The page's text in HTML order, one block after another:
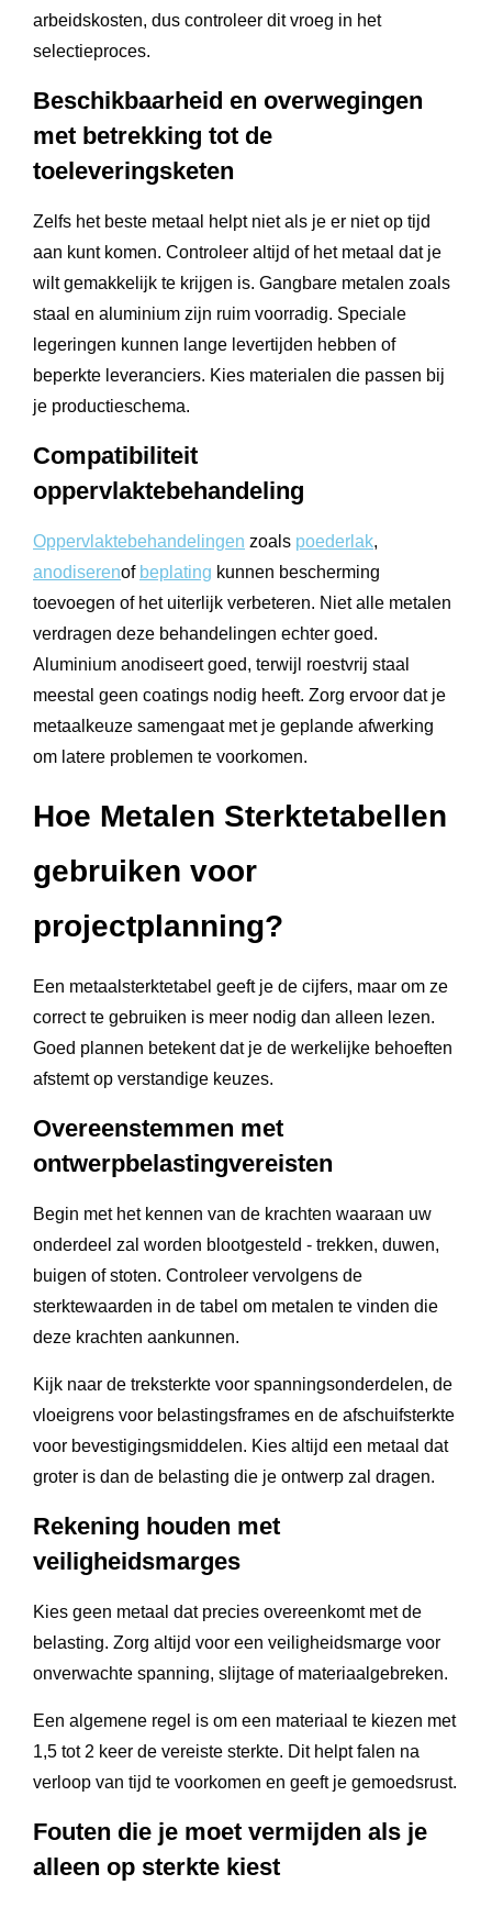
arbeidskosten, dus controleer dit vroeg in het
selectieproces.
Beschikbaarheid en overwegingen
met betrekking tot de
toeleveringsketen
Zelfs het beste metaal helpt niet als je er niet op tijd
aan kunt komen. Controleer altijd of het metaal dat je
wilt gemakkelijk te krijgen is. Gangbare metalen zoals
staal en aluminium zijn ruim voorradig. Speciale
legeringen kunnen lange levertijden hebben of
beperkte leveranciers. Kies materialen die passen bij
je productieschema.
Compatibiliteit
oppervlaktebehandeling
Oppervlaktebehandelingen zoals poederlak,
anodiserenof beplating kunnen bescherming
toevoegen of het uiterlijk verbeteren. Niet alle metalen
verdragen deze behandelingen echter goed.
Aluminium anodiseert goed, terwijl roestvrij staal
meestal geen coatings nodig heeft. Zorg ervoor dat je
metaalkeuze samengaat met je geplande afwerking
om latere problemen te voorkomen.
Hoe Metalen Sterktetabellen
gebruiken voor
projectplanning?
Een metaalsterktetabel geeft je de cijfers, maar om ze
correct te gebruiken is meer nodig dan alleen lezen.
Goed plannen betekent dat je de werkelijke behoeften
afstemt op verstandige keuzes.
Overeenstemmen met
ontwerpbelastingvereisten
Begin met het kennen van de krachten waaraan uw
onderdeel zal worden blootgesteld - trekken, duwen,
buigen of stoten. Controleer vervolgens de
sterktewaarden in de tabel om metalen te vinden die
deze krachten aankunnen.
Kijk naar de treksterkte voor spanningsonderdelen, de
vloeigrens voor belastingsframes en de afschuifsterkte
voor bevestigingsmiddelen. Kies altijd een metaal dat
groter is dan de belasting die je ontwerp zal dragen.
Rekening houden met
veiligheidsmarges
Kies geen metaal dat precies overeenkomt met de
belasting. Zorg altijd voor een veiligheidsmarge voor
onverwachte spanning, slijtage of materiaalgebreken.
Een algemene regel is om een materiaal te kiezen met
1,5 tot 2 keer de vereiste sterkte. Dit helpt falen na
verloop van tijd te voorkomen en geeft je gemoedsrust.
Fouten die je moet vermijden als je
alleen op sterkte kiest